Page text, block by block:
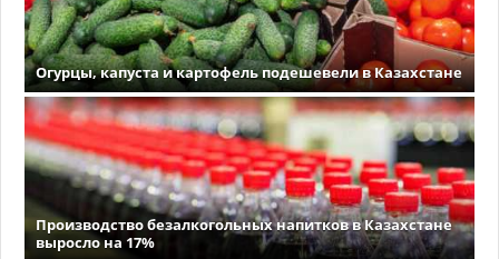
Огурцы, капуста и картофель подешевели в Казахстане
Производство безалкогольных напитков в Казахстане
выросло на 17%